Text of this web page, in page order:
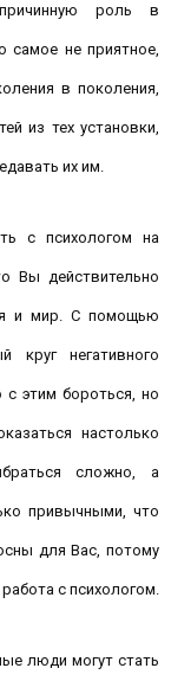
роль в
самое не приятное,
в поколения,
из тех установки,
их им.
с психологом на
Вы действительно
и мир. С помощью
круг негативного
этим бороться, но
настолько
сложно, а
привычными, что
для Вас, потому
с психологом.
люди могут стать